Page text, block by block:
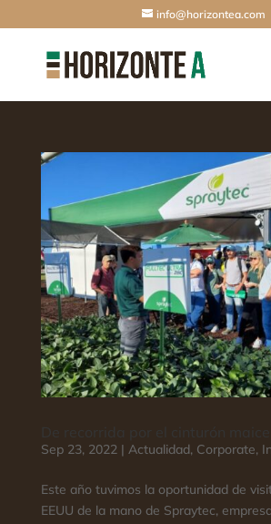
info@horizontea.com
Sep 23, 2022| Actualidad, Corporate,
Este año tuvimos la oportunidad de
EEUU de la mano de Spraytec,